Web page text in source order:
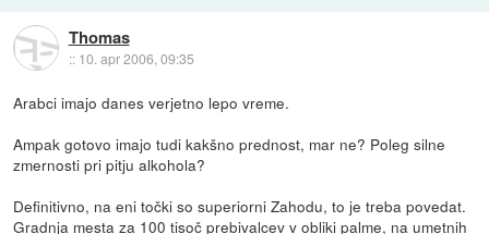
Thomas
:: 10. apr 2006, 09:35
Arabci imajo danes verjetno lepo vreme.
Ampak gotovo imajo tudi kakšno prednost, mar ne? Poleg silne
zmernosti pri pitju alkohola?
Definitivno, na eni točki so superiorni Zahodu, to je treba povedat.
Gradnja mesta za 100 tisoč prebivalcev v obliki palme, na umetnih